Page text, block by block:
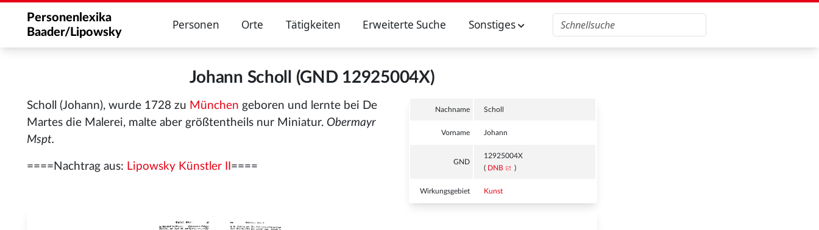
Personenlexika
Baader/Lipowsky
Personen Orte Tätigkeiten Erweiterte Suche Sonstiges
Johann Scholl (GND 12925004X)
Nachname Scholl
Vorname Johann
GND
12925004X
( DNB )
Wirkungsgebiet Kunst
Scholl (Johann), wurde 1728 zu München geboren und lernte bei De
Martes die Malerei, malte aber größtentheils nur Miniatur. Obermayr
Mspt.
====Nachtrag aus: Lipowsky Künstler II ====